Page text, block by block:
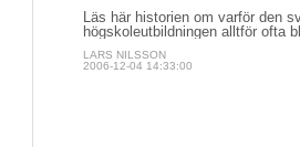
Läs här historien om varför den
högskoleutbildningen alltför ofta
LARS NILSSON
2006-12-04 14:33:00